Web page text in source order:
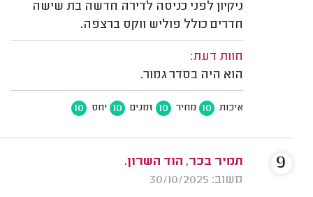
ניקיון לפני כניסה לדירה חדשה בת שישה
חדרים כולל פוליש ווקס ברצפה.
חוות דעת:
הוא היה בסדר גמור.
איכות 10 מחיר 10 זמנים 10 יחס 10
תמיר בכר, הוד השרון.
משוב: 30/10/2025
9